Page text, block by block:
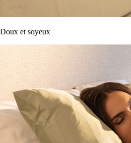
Doux et soyeux